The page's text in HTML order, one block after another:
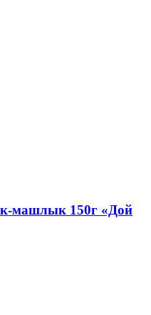
машлык 150г «Дой